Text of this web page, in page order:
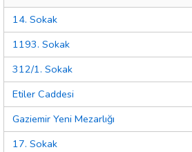
14. Sokak
1193. Sokak
312/1. Sokak
Etiler Caddesi
Gaziemir Yeni Mezarlığı
17. Sokak